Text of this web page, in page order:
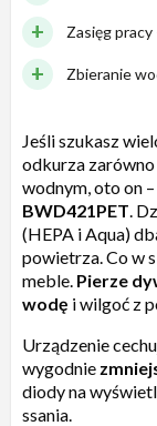
Zasięg pracy
Zbieranie
Jeśli szukasz
odkurza
wodnym, oto on –
BWD421PET .
(HEPA i Aqua)
powietrza. Co w
meble. Pierze
wodę i wilgoć z
Urządzenie
wygodnie
diody na
ssania.